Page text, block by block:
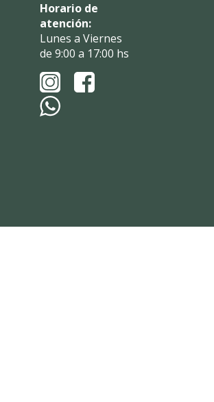
Horario de
atención:
Lunes a Viernes
de 9:00 a 17:00 hs